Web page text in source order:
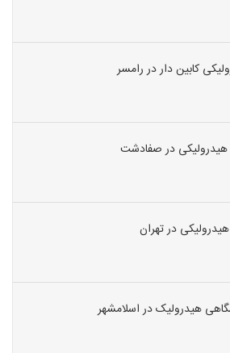
کابین دار در رامسر
هیدرولیکی در صفادشت
هیدرولیکی در تهران
هیدرولیک در اسلامشهر